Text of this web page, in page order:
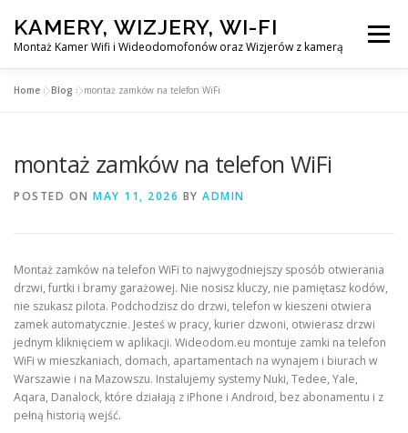
content
KAMERY, WIZJERY, WI-FI
Montaż Kamer Wifi i Wideodomofonów oraz Wizjerów z kamerą
Menu
MONTAŻ WIDEDOMOFONÓW
KONTAKT
EN
Home »Blog »montaż zamków na telefon WiFi
montaż zamków na telefon WiFi
POSTED ON MAY 11, 2026 BY ADMIN
Montaż zamków na telefon WiFi to najwygodniejszy sposób otwierania
drzwi, furtki i bramy garażowej. Nie nosisz kluczy, nie pamiętasz kodów,
nie szukasz pilota. Podchodzisz do drzwi, telefon w kieszeni otwiera
zamek automatycznie. Jesteś w pracy, kurier dzwoni, otwierasz drzwi
jednym kliknięciem w aplikacji. Wideodom.eu montuje zamki na telefon
WiFi w mieszkaniach, domach, apartamentach na wynajem i biurach w
Warszawie i na Mazowszu. Instalujemy systemy Nuki, Tedee, Yale,
Aqara, Danalock, które działają z iPhone i Android, bez abonamentu i z
pełną historią wejść.